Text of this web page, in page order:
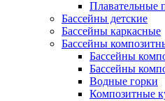
Плавательные
Бассейны детские
Бассейны каркасные
Бассейны
Бассейны
Бассейны
Водные горки
Композитные